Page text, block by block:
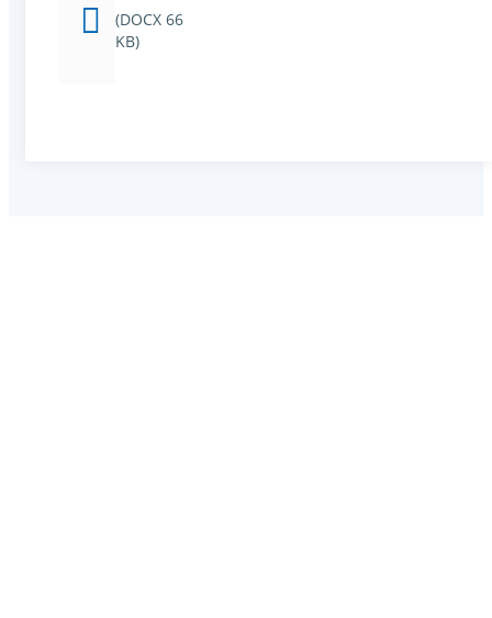
(DOCX 66
KB)